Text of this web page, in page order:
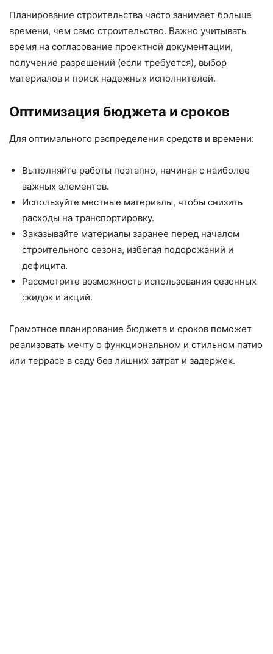
Планирование строительства часто занимает больше
времени, чем само строительство. Важно учитывать
время на согласование проектной документации,
получение разрешений (если требуется), выбор
материалов и поиск надежных исполнителей.
Оптимизация бюджета и сроков
Для оптимального распределения средств и времени:
Выполняйте работы поэтапно, начиная с наиболее
важных элементов.
Используйте местные материалы, чтобы снизить
расходы на транспортировку.
Заказывайте материалы заранее перед началом
строительного сезона, избегая подорожаний и
дефицита.
Рассмотрите возможность использования сезонных
скидок и акций.
Грамотное планирование бюджета и сроков поможет
реализовать мечту о функциональном и стильном патио
или террасе в саду без лишних затрат и задержек.